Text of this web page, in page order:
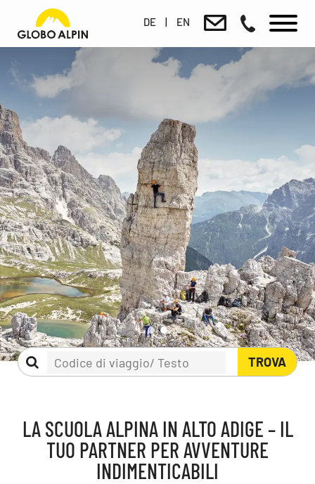
DE EN
to the shop
TROVA
LA SCUOLA ALPINA IN ALTO ADIGE – IL
TUO PARTNER PER AVVENTURE
INDIMENTICABILI